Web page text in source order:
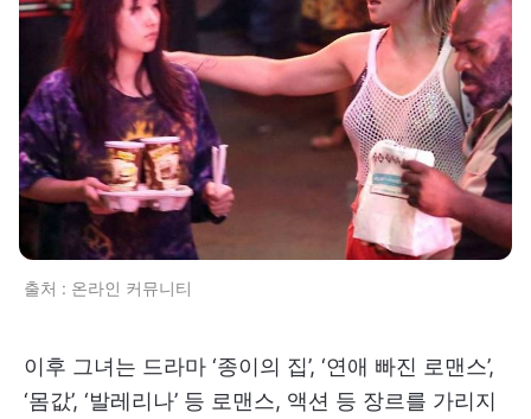
출처 : 온라인 커뮤니티
이후 그녀는 드라마 ‘종이의 집’, ‘연애 빠진 로맨스’,
‘몸값’, ‘발레리나’ 등 로맨스, 액션 등 장르를 가리지